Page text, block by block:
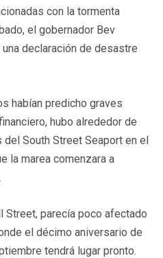
con la tormenta
el gobernador Bev
declaración de desastre
habían predicho graves
hubo alrededor de
del South Street Seaport en el
la marea comenzara a
Street, parecía poco afectado
el décimo aniversario de
tendrá lugar pronto.